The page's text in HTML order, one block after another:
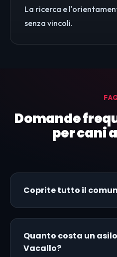
La ricerca e
senza vincoli.
Domande
per cani
Coprite tutto il
Quanto costa un
Vacallo?